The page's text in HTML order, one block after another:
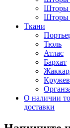
Шторы
Шторы
Ткани
Тюль
Атлас
Бархат
О наличии
доставки